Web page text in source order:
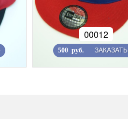
00012
500 руб. ЗАКАЗАТЬ